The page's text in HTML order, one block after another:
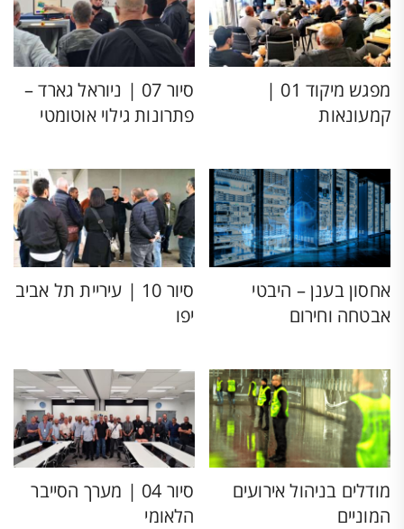
מפגש מיקוד 01 |
קמעונאות
סיור 07 | ניוראל גארד –
פתרונות גילוי אוטומטי
אחסון בענן – היבטי
אבטחה וחירום
סיור 10 | עיריית תל אביב
יפו
מודלים בניהול אירועים
המוניים
סיור 04 | מערך הסייבר
הלאומי